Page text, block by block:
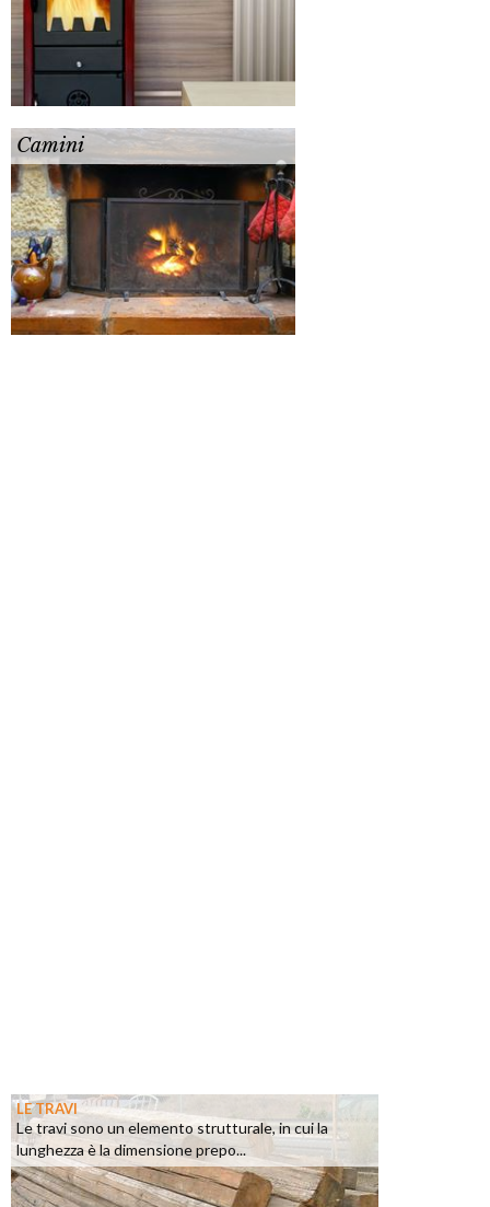
Camini
LE TRAVI
Le travi sono un elemento strutturale, in cui la
lunghezza è la dimensione prepo...